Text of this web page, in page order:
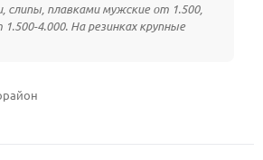
слипы, плавками мужские от 1.500,
4.000. На резинках крупные